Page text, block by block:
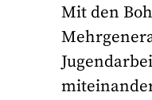
Mit den